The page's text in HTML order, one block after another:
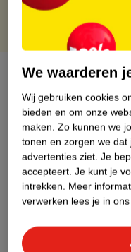
Over dit product
Productinformatie
Etiketinformatie
Nature Impact
We waarderen
Wij gebruiken cookies
bieden en om onze
maken. Zo kunnen we
tonen en zorgen we
advertenties ziet. Je
accepteert. Je kunt je
intrekken. Meer
verwerken lees je in ons